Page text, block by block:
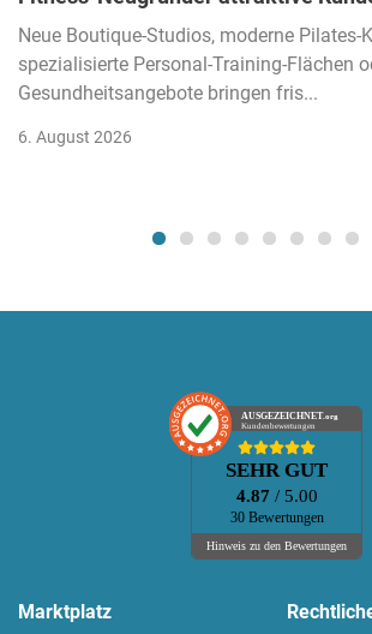
Neue Boutique-Studios, moderne Pilates-
spezialisierte Personal-Training-Flächen
Gesundheitsangebote bringen fris...
6. August 2026
AUSGEZEICHNET.org
Kundenbewertungen
SEHR GUT
4.87 / 5.00
30 Bewertungen
Hinweis zu den Bewertungen
Marktplatz